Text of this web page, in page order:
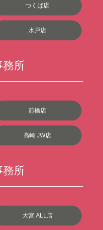
つくば店
水戸店
務所
前橋店
高崎 JW店
所
大宮 ALL店